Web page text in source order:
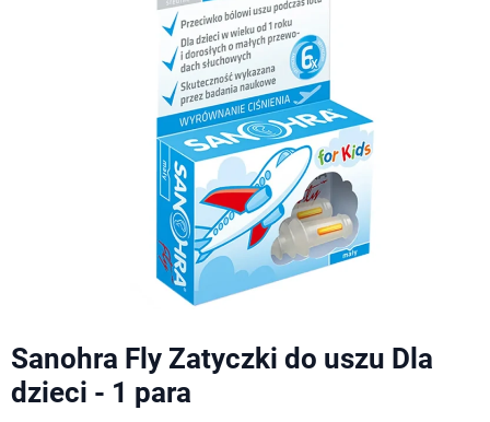
Sanohra Fly Zatyczki do uszu Dla
dzieci - 1 para